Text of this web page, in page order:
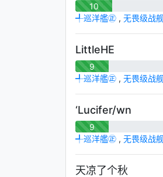
10
╃巡洋艦㊣ , 无畏级战
LittleHE
9
╃巡洋艦㊣ , 无畏级战
‘Lucifer/wn
9
╃巡洋艦㊣ , 无畏级战
天凉了个秋